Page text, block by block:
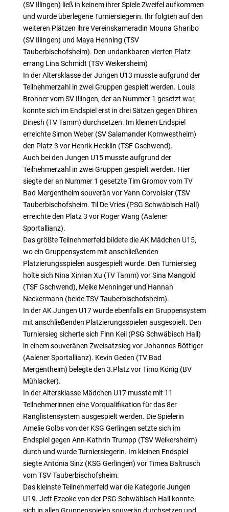
(SV Illingen) ließ in keinem ihrer Spiele Zweifel aufkommen
und wurde überlegene Turniersiegerin. Ihr folgten auf den
weiteren Plätzen ihre Vereinskameradin Mouna Gharibo
(SV Illingen) und Maya Henning (TSV
Tauberbischofsheim). Den undankbaren vierten Platz
errang Lina Schmidt (TSV Weikersheim)
In der Altersklasse der Jungen U13 musste aufgrund der
Teilnehmerzahl in zwei Gruppen gespielt werden. Louis
Bronner vom SV Illingen, der an Nummer 1 gesetzt war,
konnte sich im Endspiel erst in drei Sätzen gegen Dhiren
Dinesh (TV Tamm) durchsetzen. Im kleinen Endspiel
erreichte Simon Weber (SV Salamander Kornwestheim)
den Platz 3 vor Henrik Hecklin (TSF Gschwend).
Auch bei den Jungen U15 musste aufgrund der
Teilnehmerzahl in zwei Gruppen gespielt werden. Hier
siegte der an Nummer 1 gesetzte Tim Gromov vom TV
Bad Mergentheim souverän vor Yann Corvoisier (TSV
Tauberbischofsheim. Til De Vries (PSG Schwäbisch Hall)
erreichte den Platz 3 vor Roger Wang (Aalener
Sportallianz).
Das größte Teilnehmerfeld bildete die AK Mädchen U15,
wo ein Gruppensystem mit anschließenden
Platzierungsspielen ausgespielt wurde. Den Turniersieg
holte sich Nina Xinran Xu (TV Tamm) vor Sina Mangold
(TSF Gschwend), Meike Menninger und Hannah
Neckermann (beide TSV Tauberbischofsheim).
In der AK Jungen U17 wurde ebenfalls ein Gruppensystem
mit anschließenden Platzierungsspielen ausgespielt. Den
Turniersieg sicherte sich Finn Keil (PSG Schwäbisch Hall)
in einem souveränen Zweisatzsieg vor Johannes Böttiger
(Aalener Sportallianz). Kevin Geden (TV Bad
Mergentheim) belegte den 3.Platz vor Timo König (BV
Mühlacker).
In der Altersklasse Mädchen U17 musste mit 11
Teilnehmerinnen eine Vorqualifikation für das 8er
Ranglistensystem ausgespielt werden. Die Spielerin
Amelie Golbs von der KSG Gerlingen setzte sich im
Endspiel gegen Ann-Kathrin Trumpp (TSV Weikersheim)
durch und wurde Turniersiegerin. Im kleinen Endspiel
siegte Antonia Sinz (KSG Gerlingen) vor Timea Baltrusch
vom TSV Tauberbischofsheim.
Das kleinste Teilnehmerfeld war die Kategorie Jungen
U19. Jeff Ezeoke von der PSG Schwäbisch Hall konnte